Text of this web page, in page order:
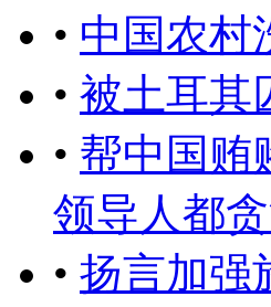
• 中国农村
• 被土耳其
• 帮中国贿
领导人都
• 扬言加强